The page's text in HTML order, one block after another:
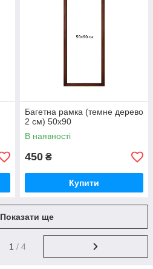
Багетна рамка (темне дерево
2 см) 50х90
В наявності
450 ₴
Купити
Показати ще
1 / 4